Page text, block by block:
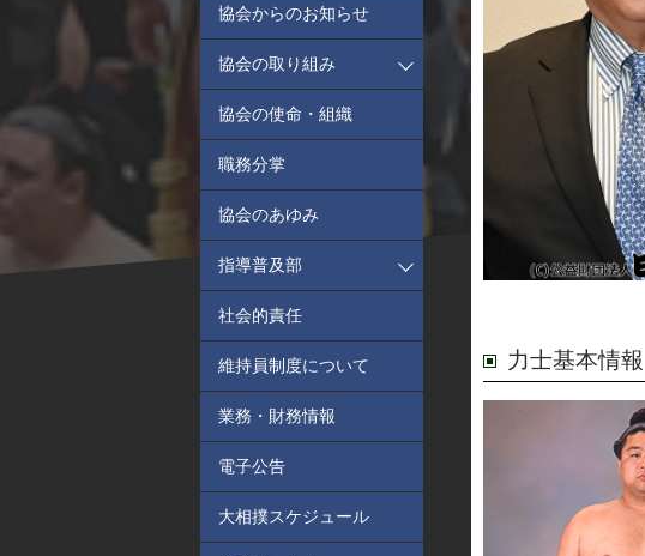
力士基本情報
協会からのお知らせ
協会の取り組み
協会の使命・組織
職務分掌
協会のあゆみ
指導普及部
社会的責任
維持員制度について
業務・財務情報
電子公告
大相撲スケジュール